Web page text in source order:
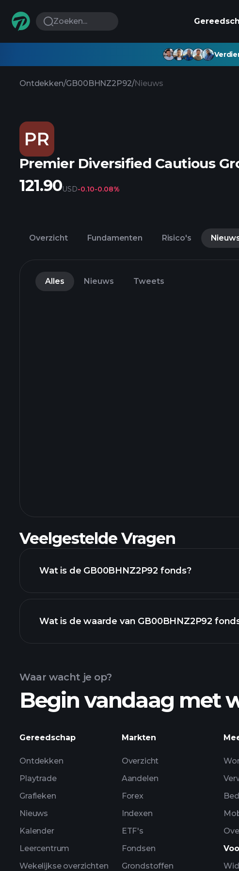
Zoeken...
Ontdekken/GB00BHNZ2P92/Nieuws
PR
Premier Diversified Cautious
121.90USD-0.10-0.08%
Overzicht Fundamenten Risico's
Alles Nieuws Tweets
Veelgestelde Vragen
Wat is de GB00BHNZ2P92 fonds?
Wat is de waarde van GB00BHNZ2P92
geavanceerde grafiek
Waar wacht je op?
Begin vandaag met
Gereedschap
Ontdekken
Playtrade
Grafieken
Nieuws
Kalender
Leercentrum
Wekelijkse overzichten
Markten
Overzicht
Aandelen
Forex
Indexen
ETF's
Fondsen
Grondstoffen